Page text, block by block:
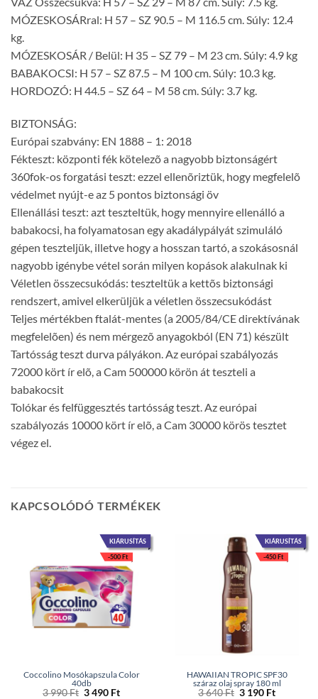
MÓZESKOSÁRral: H 57 – SZ 90.5 – M 116.5 cm. Súly: 12.4
kg.
MÓZESKOSÁR / Belül: H 35 – SZ 79 – M 23 cm. Súly: 4.9 kg
BABAKOCSI: H 57 – SZ 87.5 – M 100 cm. Súly: 10.3 kg.
HORDOZÓ: H 44.5 – SZ 64 – M 58 cm. Súly: 3.7 kg.
BIZTONSÁG:
Európai szabvány: EN 1888 – 1: 2018
Fékteszt: központi fék kötelezõ a nagyobb biztonságért
360fok-os forgatási teszt: ezzel ellenõriztük, hogy megfelelõ
védelmet nyújt-e az 5 pontos biztonsági öv
Ellenállási teszt: azt teszteltük, hogy mennyire ellenálló a
babakocsi, ha folyamatosan egy akadálypályát szimuláló
gépen teszteljük, illetve hogy a hosszan tartó, a szokásosnál
nagyobb igénybe vétel során milyen kopások alakulnak ki
Véletlen összecsukódás: teszteltük a kettõs biztonsági
rendszert, amivel elkerüljük a véletlen összecsukódást
Teljes mértékben ftalát-mentes (a 2005/84/CE direktívának
megfelelõen) és nem mérgezõ anyagokból (EN 71) készült
Tartósság teszt durva pályákon. Az európai szabályozás
72000 kört ír elõ, a Cam 500000 körön át teszteli a
babakocsit
Tolókar és felfüggesztés tartósság teszt. Az európai
szabályozás 10000 kört ír elõ, a Cam 30000 körös tesztet
végez el.
KAPCSOLÓDÓ TERMÉKEK
KIÁRUSÍTÁS
-500Ft
Coccolino Mosókapszula Color
40db
3 990Ft Original
3 490 FtCurrent
KIÁRUSÍTÁS
-450Ft
HAWAIIAN TROPIC SPF30
száraz olaj spray 180 ml
3 640Ft Original
3 190 FtCurrent